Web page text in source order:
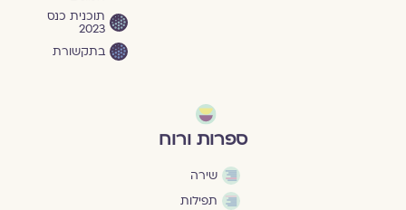
תוכנית כנס
2023
בתקשורת
ספרות ורוח
שירה
תפילות